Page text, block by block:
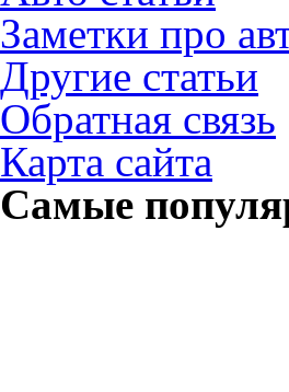
Заметки про
Другие статьи
Обратная связь
Карта сайта
Самые